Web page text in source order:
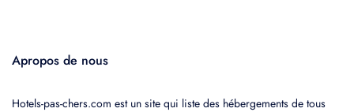
Apropos de nous
Hotels-pas-chers.com est un site qui liste des hébergements de tous